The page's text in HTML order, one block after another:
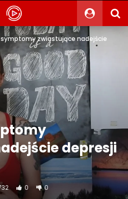
symptomy zwiastujące nadejście
depresji
0 0